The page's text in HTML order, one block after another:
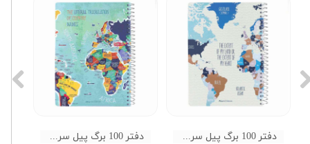
دفتر 100 برگ پیل سری جهان طرح 02
دفتر 100 برگ پیل سری جهان طرح 03